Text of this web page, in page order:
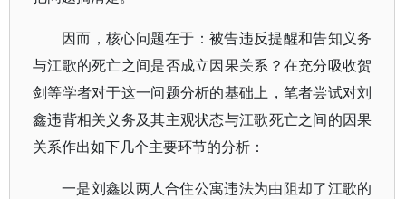
因而，核心问题在于：被告违反提醒和告知义务
与江歌的死亡之间是否成立因果关系？在充分吸收贺
剑等学者对于这一问题分析的基础上，笔者尝试对刘
鑫违背相关义务及其主观状态与江歌死亡之间的因果
关系作出如下几个主要环节的分析：
一是刘鑫以两人合住公寓违法为由阻却了江歌的